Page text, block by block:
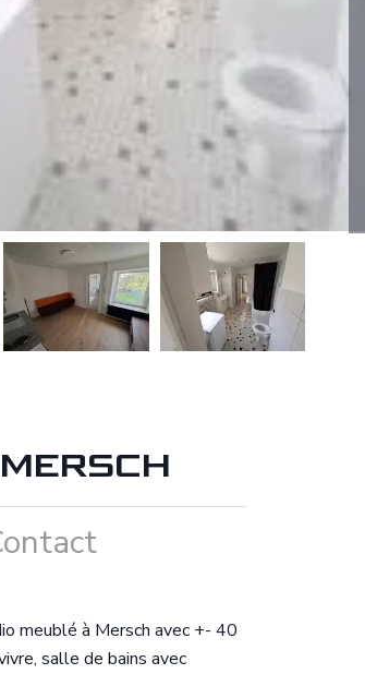
meublé à Mersch avec +- 40
salle de bains avec